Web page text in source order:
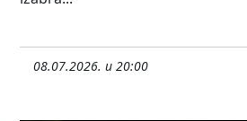
08.07.2026. u 20:00